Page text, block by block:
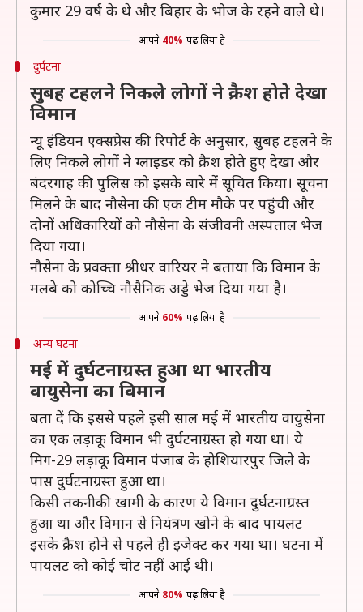
कुमार 29 वर्ष के थे और बिहार के भोज के रहने वाले थे।
आपने 40% पढ़ लिया है
दुर्घटना
सुबह टहलने निकले लोगों ने क्रैश होते देखा
विमान
न्यू इंडियन एक्सप्रेस की रिपोर्ट के अनुसार, सुबह टहलने के
लिए निकले लोगों ने ग्लाइडर को क्रैश होते हुए देखा और
बंदरगाह की पुलिस को इसके बारे में सूचित किया। सूचना
मिलने के बाद नौसेना की एक टीम मौके पर पहुंची और
दोनों अधिकारियों को नौसेना के संजीवनी अस्पताल भेज
दिया गया।
नौसेना के प्रवक्ता श्रीधर वारियर ने बताया कि विमान के
मलबे को कोच्चि नौसैनिक अड्डे भेज दिया गया है।
आपने 60% पढ़ लिया है
अन्य घटना
मई में दुर्घटनाग्रस्त हुआ था भारतीय
वायुसेना का विमान
बता दें कि इससे पहले इसी साल मई में भारतीय वायुसेना
का एक लड़ाकू विमान भी दुर्घटनाग्रस्त हो गया था। ये
मिग-29 लड़ाकू विमान पंजाब के होशियारपुर जिले के
पास दुर्घटनाग्रस्त हुआ था।
किसी तकनीकी खामी के कारण ये विमान दुर्घटनाग्रस्त
हुआ था और विमान से नियंत्रण खोने के बाद पायलट
इसके क्रैश होने से पहले ही इजेक्ट कर गया था। घटना में
पायलट को कोई चोट नहीं आई थी।
आपने 80% पढ़ लिया है